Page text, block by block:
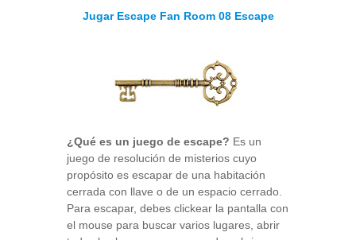
Jugar Escape Fan Room 08 Escape
¿Qué es un juego de escape? Es un
juego de resolución de misterios cuyo
propósito es escapar de una habitación
cerrada con llave o de un espacio cerrado.
Para escapar, debes clickear la pantalla con
el mouse para buscar varios lugares, abrir